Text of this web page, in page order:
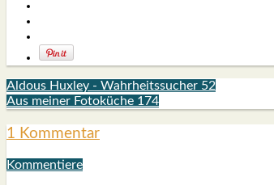
Aldous Huxley - Wahrheitssucher 52
Aus meiner Fotoküche 174
1 Kommentar
Kommentiere